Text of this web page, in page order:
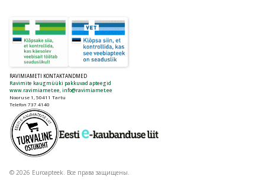
RAVIMIAMETI KONTAKTANDMED
Ravimite kaugmüüki pakkuvad apteegid
www.ravimiamet.ee info@ravimiamet.ee
Nooruse 1, 50411 Tartu
Telefon 737 4140
© 2026 Euroapteek. Все права защищены.